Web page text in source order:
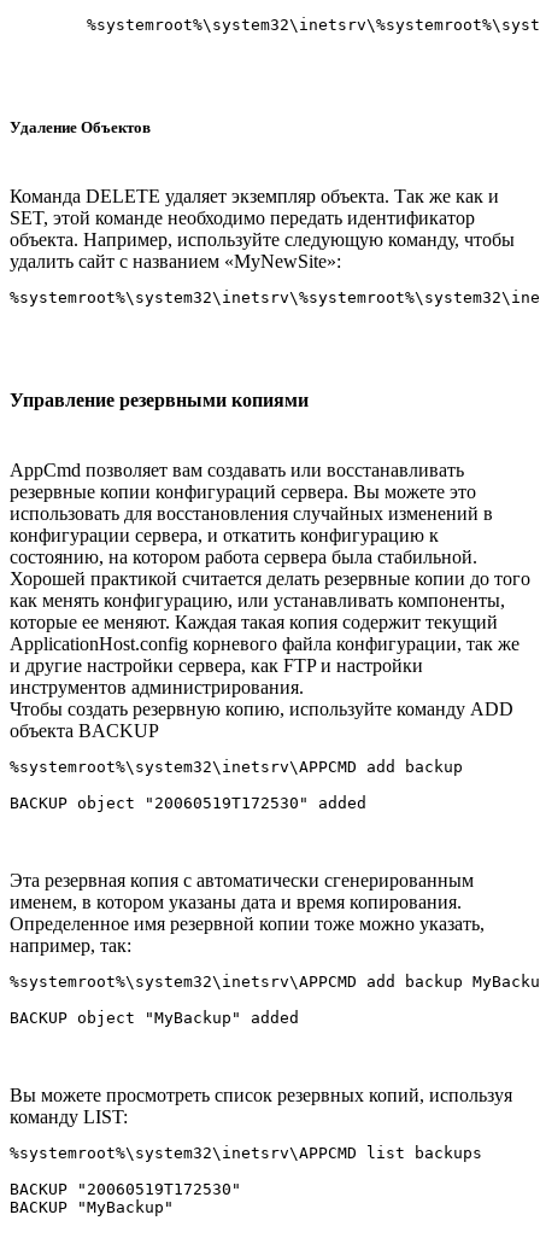
Удаление Объектов
Команда DELETE удаляет экземпляр объекта. Так же как и
SET, этой команде необходимо передать идентификатор
объекта. Например, используйте следующую команду, чтобы
удалить сайт с названием «MyNewSite»:
Управление резервными копиями
AppCmd позволяет вам создавать или восстанавливать
резервные копии конфигураций сервера. Вы можете это
использовать для восстановления случайных изменений в
конфигурации сервера, и откатить конфигурацию к
состоянию, на котором работа сервера была стабильной.
Хорошей практикой считается делать резервные копии до того
как менять конфигурацию, или устанавливать компоненты,
которые ее меняют. Каждая такая копия содержит текущий
ApplicationHost.config корневого файла конфигурации, так же
и другие настройки сервера, как FTP и настройки
инструментов администрирования.
Чтобы создать резервную копию, используйте команду ADD
объекта BACKUP
%systemroot%\system32\inetsrv\APPCMD add backup
Эта резервная копия с автоматически сгенерированным
именем, в котором указаны дата и время копирования.
Определенное имя резервной копии тоже можно указать,
например, так:
%systemroot%\system32\inetsrv\APPCMD add backup
Вы можете просмотреть список резервных копий, используя
команду LIST:
%systemroot%\system32\inetsrv\APPCMD list backups
BACKUP "20060519T172530"